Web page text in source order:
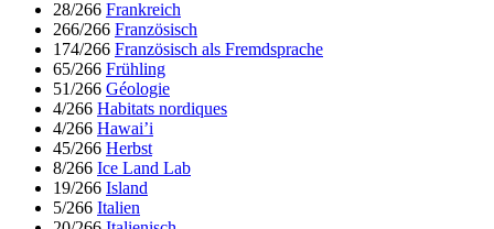
28/266 Frankreich
266/266 Französisch
174/266 Französisch als Fremdsprache
65/266 Frühling
51/266 Géologie
4/266 Habitats nordiques
4/266 Hawai’i
45/266 Herbst
8/266 Ice Land Lab
19/266 Island
5/266 Italien